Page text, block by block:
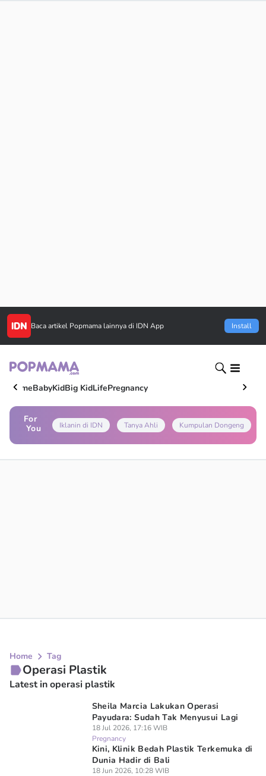
Baca artikel Popmama lainnya di IDN App Install
HomeBabyKidBig KidLifePregnancy
For
You
Iklanin di IDN Tanya Ahli Kumpulan Dongeng
Home Tag
Operasi Plastik
Latest in operasi plastik
Sheila Marcia Lakukan Operasi
Payudara: Sudah Tak Menyusui Lagi
18 Jul 2026, 17:16 WIB
Pregnancy
Kini, Klinik Bedah Plastik Terkemuka di
Dunia Hadir di Bali
18 Jun 2026, 10:28 WIB